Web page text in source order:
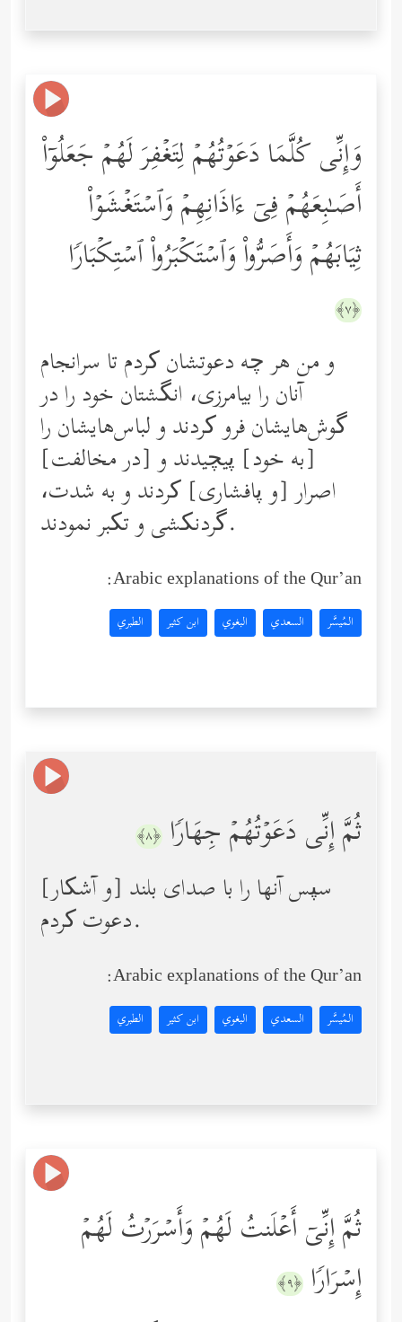
وَإِنِّی كُلَّمَا دَعَوۡتُهُمۡ لِتَغۡفِرَ لَهُمۡ جَعَلُوۤاْ
أَصَـٰبِعَهُمۡ فِیۤ ءَاذَانِهِمۡ وَٱسۡتَغۡشَوۡاْ
ثِیَابَهُمۡ وَأَصَرُّواْ وَٱسۡتَكۡبَرُواْ ٱسۡتِكۡبَارࣰا
﴿٧﴾
و من هر چه دعوتشان کردم تا سرانجام
آنان را بیامرزی، انگشتان‌ خود را در
گوش‌هایشان فرو کردند و لباس‌هایشان را
[به خود] پیچیدند و [در مخالفت]
اصرار [و پا‌فشاری] کردند و به شدت،
گردنکشی و تکبر نمودند.
Arabic explanations of the Qur’an:
المُيسَّر السعدي البغوي ابن كثير الطبري
ثُمَّ إِنِّی دَعَوۡتُهُمۡ جِهَارࣰا ﴿٨﴾
سپس آنها را با صدای بلند [و آشکار]
دعوت کردم.
Arabic explanations of the Qur’an:
المُيسَّر السعدي البغوي ابن كثير الطبري
ثُمَّ إِنِّیۤ أَعۡلَنتُ لَهُمۡ وَأَسۡرَرۡتُ لَهُمۡ
إِسۡرَارࣰا ﴿٩﴾